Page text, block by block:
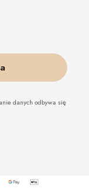
danych odbywa się